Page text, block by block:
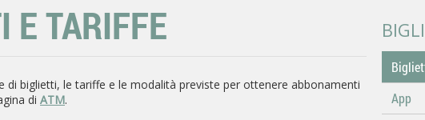
E TARIFFE
di biglietti, le tariffe e le modalità previste per ottenere abbonamenti
di ATM.
App